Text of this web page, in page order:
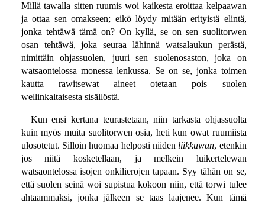
Millä tawalla sitten ruumis woi kaikesta eroittaa kelpaawan
ja ottaa sen omakseen; eikö löydy mitään erityistä elintä,
jonka tehtäwä tämä on? On kyllä, se on sen suolitorwen
osan tehtäwä, joka seuraa lähinnä watsalaukun perästä,
nimittäin ohjassuolen, juuri sen suolenosaston, joka on
watsaontelossa monessa lenkussa. Se on se, jonka toimen
kautta rawitsewat aineet otetaan pois suolen
wellinkaltaisesta sisällöstä.
Kun ensi kertana teurastetaan, niin tarkasta ohjassuolta
kuin myös muita suolitorwen osia, heti kun owat ruumiista
ulosotetut. Silloin huomaa helposti niiden liikkuwan, etenkin
jos niitä kosketellaan, ja melkein luikertelewan
watsaontelossa isojen onkilierojen tapaan. Syy tähän on se,
että suolen seinä woi supistua kokoon niin, että torwi tulee
ahtaammaksi, jonka jälkeen se taas laajenee. Kun tämä